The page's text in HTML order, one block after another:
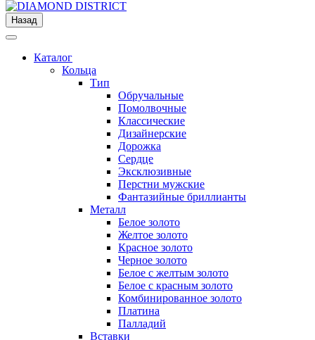
Назад
Каталог
Кольца
Тип
Обручальные
Помолвочные
Классические
Дизайнерские
Дорожка
Сердце
Эксклюзивные
Перстни мужские
Фантазийные бриллианты
Металл
Белое золото
Желтое золото
Красное золото
Черное золото
Белое с желтым золото
Белое с красным золото
Комбинированное золото
Платина
Палладий
Вставки